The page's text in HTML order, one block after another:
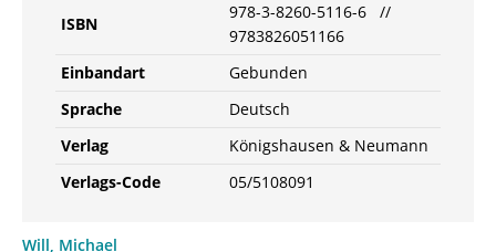
ISBN
978-3-8260-5116-6 //
9783826051166
Einbandart
Gebunden
Sprache
Deutsch
Verlag
Königshausen & Neumann
Verlags-Code
05/5108091
Will, Michael